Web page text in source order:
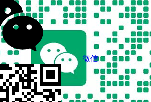
微信